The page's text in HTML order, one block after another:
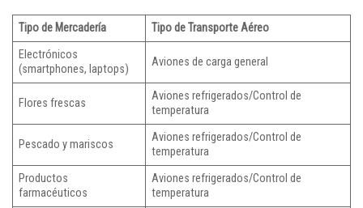
Tipo de Mercadería
Tipo de Transporte Aéreo
Electrónicos
(smartphones, laptops)
Aviones de carga general
Flores frescas
Aviones refrigerados/Control de
temperatura
Pescado y mariscos
Aviones refrigerados/Control de
temperatura
Productos
farmacéuticos
Aviones refrigerados/Control de
temperatura